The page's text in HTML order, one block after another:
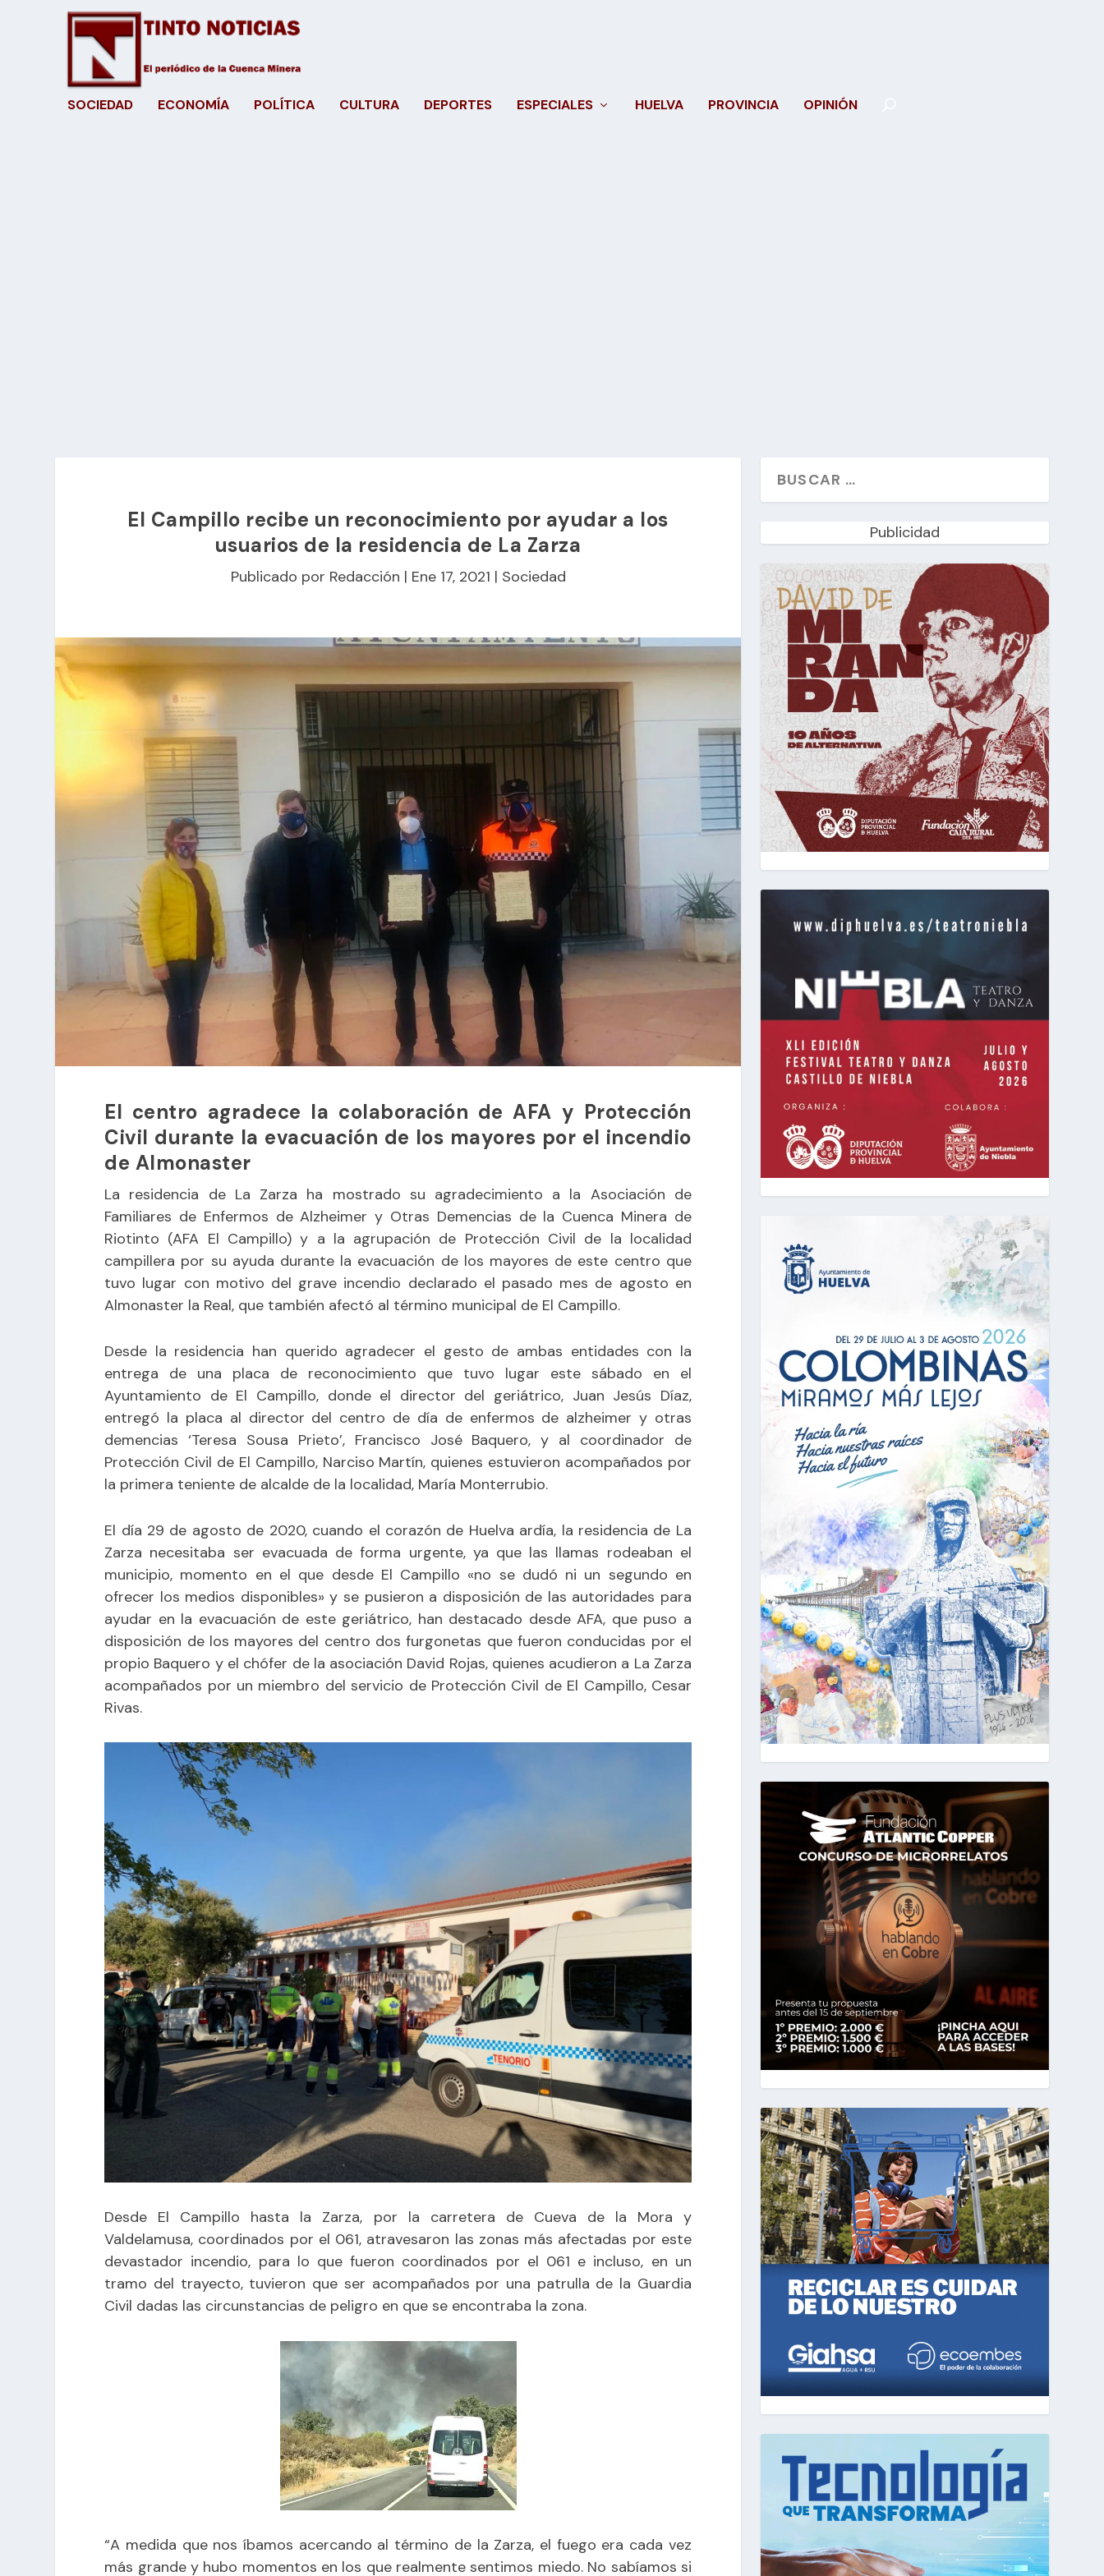
SOCIEDAD ECONOMÍA POLÍTICA CULTURA DEPORTES ESPECIALES HUELVA PROVINCIA OPINIÓN
El Campillo recibe un reconocimiento por ayudar a los
usuarios de la residencia de La Zarza
Publicado por Redacción | Ene 17, 2021 | Sociedad
El centro agradece la colaboración de AFA y Protección
Civil durante la evacuación de los mayores por el incendio
de Almonaster
La residencia de La Zarza ha mostrado su agradecimiento a la Asociación de
Familiares de Enfermos de Alzheimer y Otras Demencias de la Cuenca Minera de
Riotinto (AFA El Campillo) y a la agrupación de Protección Civil de la localidad
campillera por su ayuda durante la evacuación de los mayores de este centro que
tuvo lugar con motivo del grave incendio declarado el pasado mes de agosto en
Almonaster la Real, que también afectó al término municipal de El Campillo.
Desde la residencia han querido agradecer el gesto de ambas entidades con la
entrega de una placa de reconocimiento que tuvo lugar este sábado en el
Ayuntamiento de El Campillo, donde el director del geriátrico, Juan Jesús Díaz,
entregó la placa al director del centro de día de enfermos de alzheimer y otras
demencias ‘Teresa Sousa Prieto’, Francisco José Baquero, y al coordinador de
Protección Civil de El Campillo, Narciso Martín, quienes estuvieron acompañados por
la primera teniente de alcalde de la localidad, María Monterrubio.
El día 29 de agosto de 2020, cuando el corazón de Huelva ardía, la residencia de La
Zarza necesitaba ser evacuada de forma urgente, ya que las llamas rodeaban el
municipio, momento en el que desde El Campillo «no se dudó ni un segundo en
ofrecer los medios disponibles» y se pusieron a disposición de las autoridades para
ayudar en la evacuación de este geriátrico, han destacado desde AFA, que puso a
disposición de los mayores del centro dos furgonetas que fueron conducidas por el
propio Baquero y el chófer de la asociación David Rojas, quienes acudieron a La Zarza
acompañados por un miembro del servicio de Protección Civil de El Campillo, Cesar
Rivas.
Desde El Campillo hasta la Zarza, por la carretera de Cueva de la Mora y
Valdelamusa, coordinados por el 061, atravesaron las zonas más afectadas por este
devastador incendio, para lo que fueron coordinados por el 061 e incluso, en un
tramo del trayecto, tuvieron que ser acompañados por una patrulla de la Guardia
Civil dadas las circunstancias de peligro en que se encontraba la zona.
“A medida que nos íbamos acercando al término de la Zarza, el fuego era cada vez
más grande y hubo momentos en los que realmente sentimos miedo. No sabíamos si
Publicidad